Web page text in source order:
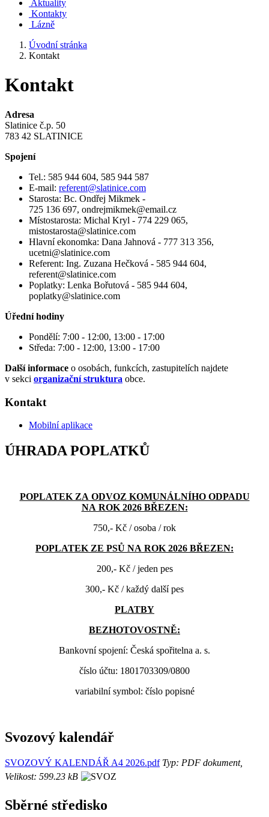
Aktuality
Kontakty
Lázně
Úvodní stránka
Kontakt
Kontakt
Adresa
Slatinice č.p. 50
783 42 SLATINICE
Spojení
​Tel.: 585 944 604, 585 944 587
E-mail: referent@slatinice.com
Starosta: Bc. Ondřej Mikmek -
725 136 697, ondrejmikmek@email.cz
Místostarosta: Michal Kryl - 774 229 065,
mistostarosta@slatinice.com
Hlavní ekonomka: Dana Jahnová - 777 313 356,
ucetni@slatinice.com
Referent: Ing. Zuzana Hečková - 585 944 604,
referent@slatinice.com
Poplatky: Lenka Bořutová - 585 944 604,
poplatky@slatinice.com
Úřední hodiny
Pondělí: 7:00 - 12:00, 13:00 - 17:00
Středa: 7:00 - 12:00, 13:00 - 17:00
Další informace o osobách, funkcích, zastupitelích najdete
v sekci organizační struktura obce.
Kontakt
Mobilní aplikace
ÚHRADA POPLATKŮ
POPLATEK ZA ODVOZ KOMUNÁLNÍHO ODPADU
NA ROK 2026 BŘEZEN:
750,- Kč / osoba / rok
POPLATEK ZE PSŮ NA ROK 2026 BŘEZEN:
200,- Kč / jeden pes
300,- Kč / každý další pes
PLATBY
BEZHOTOVOSTNĚ:
Bankovní spojení: Česká spořitelna a. s.
číslo účtu: 1801703309/0800
variabilní symbol: číslo popisné
Svozový kalendář
SVOZOVÝ KALENDÁŘ A4 2026.pdfTyp: PDF dokument,
Velikost: 599.23 kB
Sběrné středisko